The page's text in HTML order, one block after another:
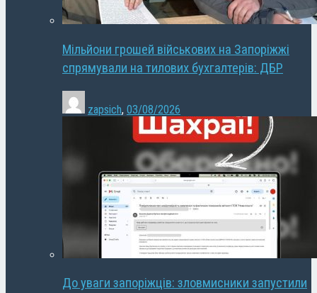
Мільйони грошей військових на Запоріжжі
спрямували на тилових бухгалтерів: ДБР
zapsich, 03/08/2026
До уваги запоріжців: зловмисники запустили